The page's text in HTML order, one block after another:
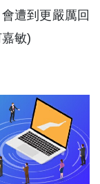
遭到更嚴厲回
敏)